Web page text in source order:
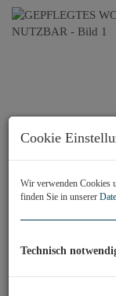
Cookie
Wir verwenden Cookies
finden Sie in unserer
Technisch